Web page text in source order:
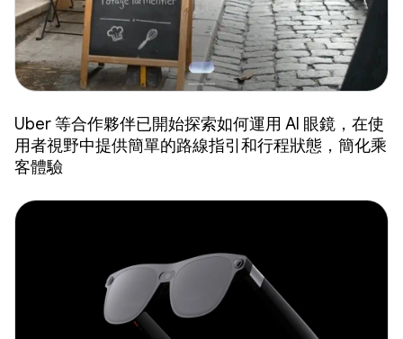
Uber 等合作夥伴已開始探索如何運用 AI 眼鏡，在使
用者視野中提供簡單的路線指引和行程狀態，簡化乘
客體驗